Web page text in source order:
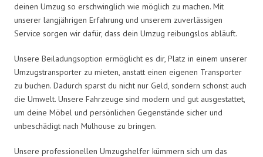
deinen Umzug so erschwinglich wie möglich zu machen. Mit
unserer langjährigen Erfahrung und unserem zuverlässigen
Service sorgen wir dafür, dass dein Umzug reibungslos abläuft.
Unsere Beiladungsoption ermöglicht es dir, Platz in einem unserer
Umzugstransporter zu mieten, anstatt einen eigenen Transporter
zu buchen. Dadurch sparst du nicht nur Geld, sondern schonst auch
die Umwelt. Unsere Fahrzeuge sind modern und gut ausgestattet,
um deine Möbel und persönlichen Gegenstände sicher und
unbeschädigt nach Mulhouse zu bringen.
Unsere professionellen Umzugshelfer kümmern sich um das